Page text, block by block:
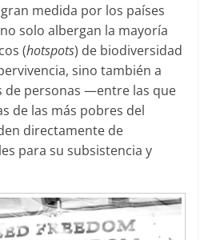
medida por los países
solo albergan la mayoría
(hotspots) de biodiversidad
sino también a
de personas —entre las que
de las más pobres del
directamente de
para su subsistencia y